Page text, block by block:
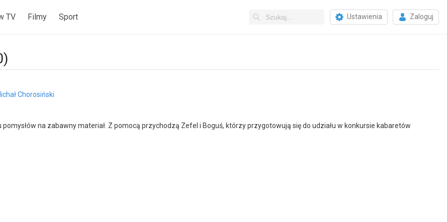
TV Filmy Sport Ustawienia Zaloguj
Chorosiński
na zabawny materiał. Z pomocą przychodzą Zefel i Boguś, którzy przygotowują się do udziału w konkursie kabaretów